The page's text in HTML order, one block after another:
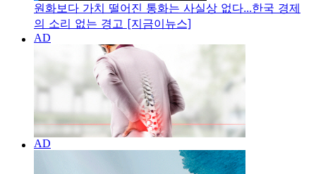
원화보다 가치 떨어진 통화는 사실상 없다...한국 경제
의 소리 없는 경고 [지금이뉴스]